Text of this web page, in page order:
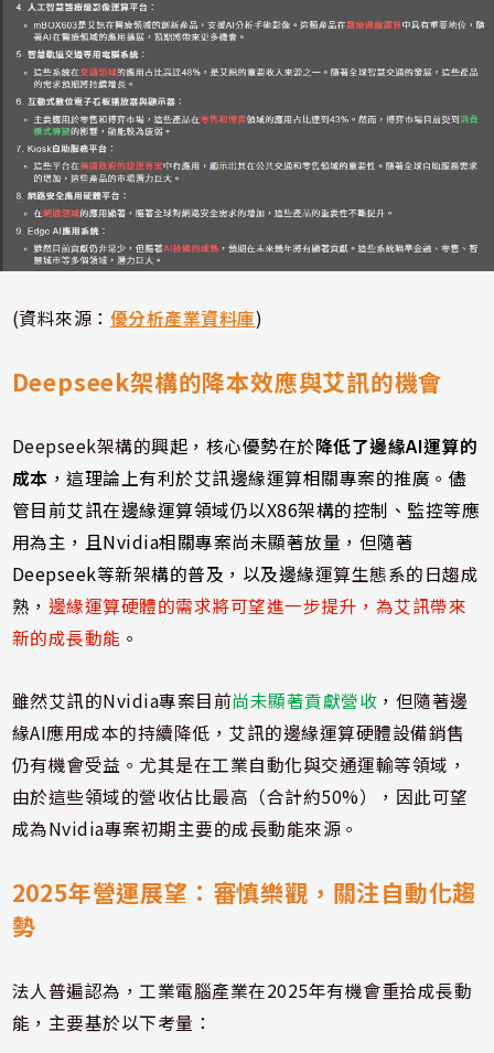
(資料來源： 優分析產業資料庫)
Deepseek架構的降本效應與艾訊的機會
Deepseek架構的興起，核心優勢在於降低了邊緣AI運算的
成本 ，這理論上有利於艾訊邊緣運算相關專案的推廣。儘
管目前艾訊在邊緣運算領域仍以X86架構的控制、監控等應
用為主，且Nvidia相關專案尚未顯著放量，但隨著
Deepseek等新架構的普及，以及邊緣運算生態系的日趨成
熟， 邊緣運算硬體的需求將可望進一步提升，為艾訊帶來
新的成長動能 。
雖然艾訊的Nvidia專案目前尚未顯著貢獻營收 ，但隨著邊
緣AI應用成本的持續降低，艾訊的邊緣運算硬體設備銷售
仍有機會受益。尤其是在工業自動化與交通運輸等領域，
由於這些領域的營收佔比最高（合計約50%），因此可望
成為Nvidia專案初期主要的成長動能來源。
2025年營運展望：審慎樂觀，關注自動化趨
勢
法人普遍認為，工業電腦產業在2025年有機會重拾成長動
能，主要基於以下考量：